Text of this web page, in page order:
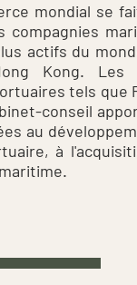
mondial se
compagnies
actifs du
Kong. Les
tels que
conseil
au
à